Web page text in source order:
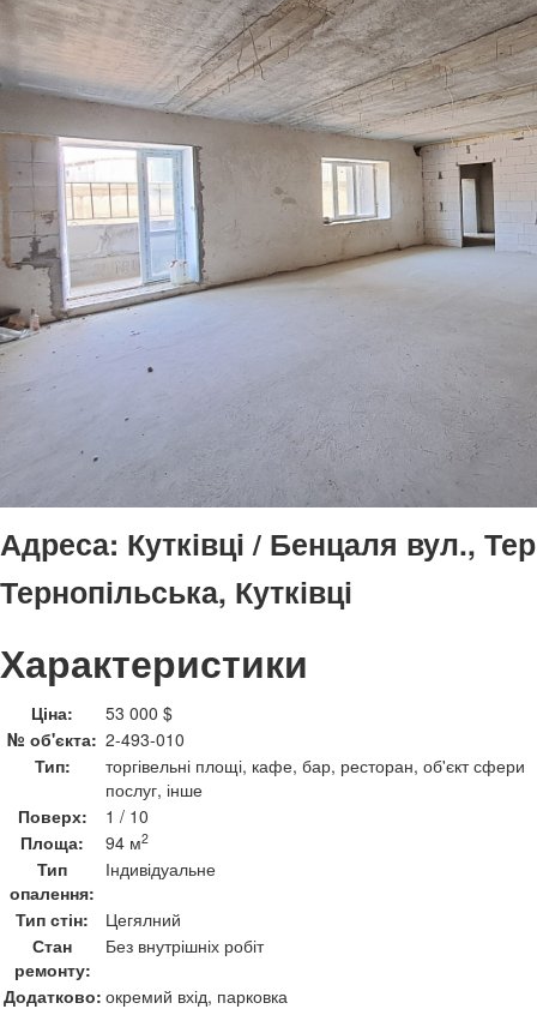
Адреса: Кутківці / Бенцаля вул.,
Тернопільська, Кутківці
Характеристики
Ціна:
53 000 $
№ об'єкта: 2-493-010
Тип:
торгівельні площі, кафе, бар, ресторан, об'єкт сфери
послуг, інше
Поверх:
1 / 10
Площа:
94 м2
Тип
опалення:
Індивідуальне
Тип стін:
Цегялний
Стан
ремонту:
Без внутрішніх робіт
Додатково: окремий вхід, парковка